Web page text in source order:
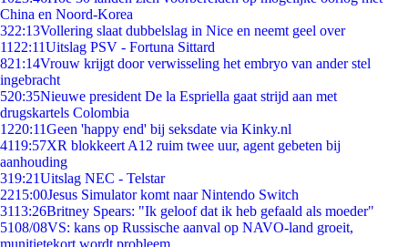
China en Noord-Korea
322:13Vollering slaat dubbelslag in Nice en neemt geel over
11 22:11Uitslag PSV - Fortuna Sittard
821:14Vrouw krijgt door verwisseling het embryo van ander stel
ingebracht
520:35Nieuwe president De la Espriella gaat strijd aan met
drugskartels Colombia
1220:11Geen 'happy end' bij seksdate via Kinky.nl
4119:57XR blokkeert A12 ruim twee uur, agent gebeten bij
aanhouding
319:21Uitslag NEC - Telstar
2215:00Jesus Simulator komt naar Nintendo Switch
3113:26Britney Spears: "Ik geloof dat ik heb gefaald als moeder"
5108/08VS: kans op Russische aanval op NAVO-land groeit,
munitietekort wordt probleem